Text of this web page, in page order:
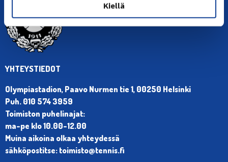
Kiellä
YHTEYSTIEDOT
Olympiastadion, Paavo Nurmen tie 1, 00250 Helsinki
Puh. 010 574 3959
Toimiston puhelinajat:
ma-pe klo 10.00-12.00
Muina aikoina olkaa yhteydessä
sähköpostitse: toimisto@tennis.fi